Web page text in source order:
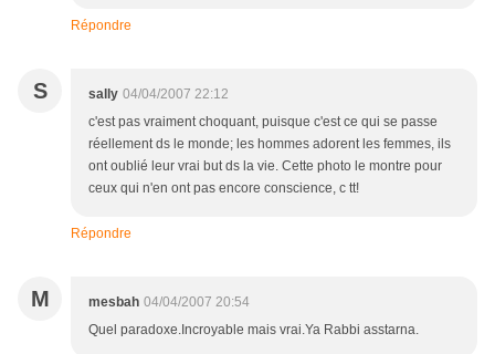
Répondre
S sally 04/04/2007 22:12
c'est pas vraiment choquant, puisque c'est ce qui se passe
réellement ds le monde; les hommes adorent les femmes, ils
ont oublié leur vrai but ds la vie. Cette photo le montre pour
ceux qui n'en ont pas encore conscience, c tt!
Répondre
M mesbah 04/04/2007 20:54
Quel paradoxe.Incroyable mais vrai.Ya Rabbi asstarna.